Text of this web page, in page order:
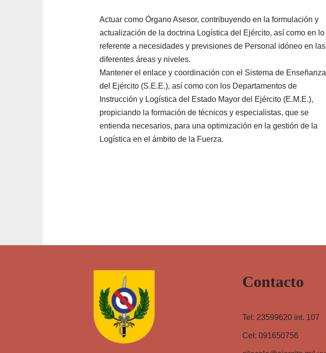
Actuar como Órgano Asesor, contribuyendo en la formulación y
actualización de la doctrina Logística del Ejército, así como en lo
referente a necesidades y previsiones de Personal idóneo en las
diferentes áreas y niveles.
Mantener el enlace y coordinación con el Sistema de Enseñanza
del Ejército (S.E.E.), así como con los Departamentos de
Instrucción y Logística del Estado Mayor del Ejército (E.M.E.),
propiciando la formación de técnicos y especialistas, que se
entienda necesarios, para una optimización en la gestión de la
Logística en el ámbito de la Fuerza.
Contacto
Tel: 23599620 int. 107
Cel: 091650756